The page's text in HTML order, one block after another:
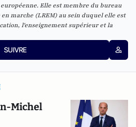
Elle est membre du bureau
marche (LREM) au sein duquel elle est
l'enseignement supérieur et la
SUIVRE
Michel